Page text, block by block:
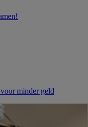
minder geld